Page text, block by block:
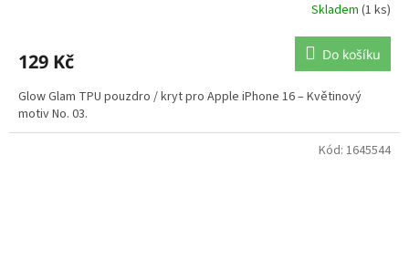
Skladem (1 ks)
129 Kč Do košíku
Glow Glam TPU pouzdro / kryt pro Apple iPhone 16 – Květinový
motiv No. 03.
Kód: 1645544